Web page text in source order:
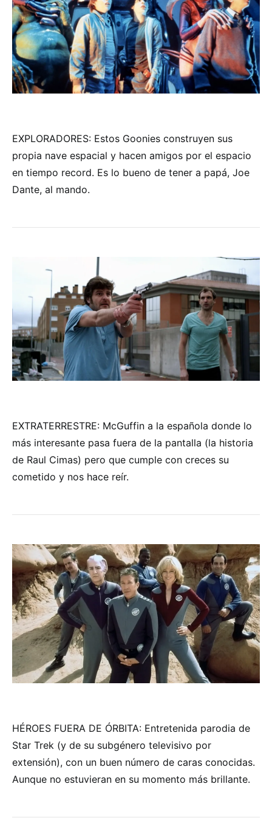
EXPLORADORES: Estos Goonies construyen sus
propia nave espacial y hacen amigos por el espacio
en tiempo record. Es lo bueno de tener a papá, Joe
Dante, al mando.
EXTRATERRESTRE: McGuffin a la española donde lo
más interesante pasa fuera de la pantalla (la historia
de Raul Cimas) pero que cumple con creces su
cometido y nos hace reír.
HÉROES FUERA DE ÓRBITA: Entretenida parodia de
Star Trek (y de su subgénero televisivo por
extensión), con un buen número de caras conocidas.
Aunque no estuvieran en su momento más brillante.